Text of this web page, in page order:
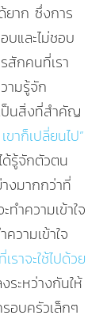
ยาก ซึ่งการ
และไม่ชอบ
สักคนที่เรา
ามรู้จัก
ป็นสิ่งที่สำคัญ
าก็เปลี่ยนไป”
ด้รู้จักตัวตน
งมากกว่าที่
ำความเข้าใจ
วามเข้าใจ
ราจะใช้ไปด้วย
ระหว่างกันให้
อบครัวเล็กๆ